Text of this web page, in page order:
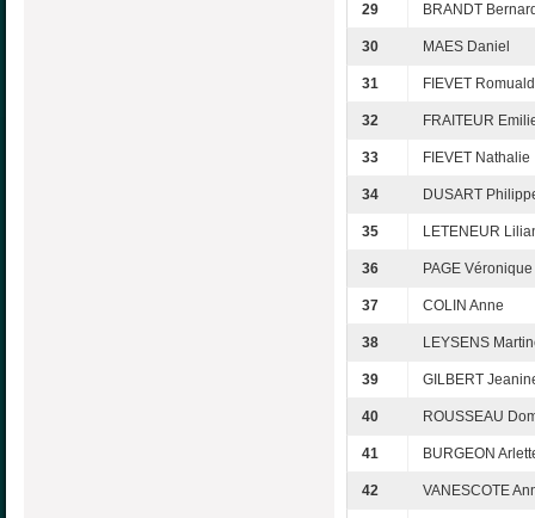
29 BRANDT
30 MAES Daniel
31 FIEVET Romuald
32 FRAITEUR
33 FIEVET Nathalie
34 DUSART
35 LETENEUR
36 PAGE Véronique
37 COLIN Anne
38 LEYSENS
39 GILBERT
40 ROUSSEAU
41 BURGEON
42 VANESCOTE